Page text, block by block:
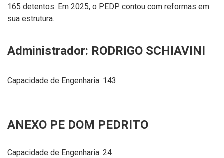
165 detentos. Em 2025, o PEDP contou com reformas em
sua estrutura.
Administrador: RODRIGO SCHIAVINI
Capacidade de Engenharia: 143
ANEXO PE DOM PEDRITO
Capacidade de Engenharia: 24